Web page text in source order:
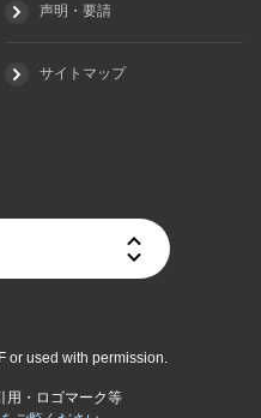
声明・要請
サイトマップ
or used with permission.
用・ロゴマーク等